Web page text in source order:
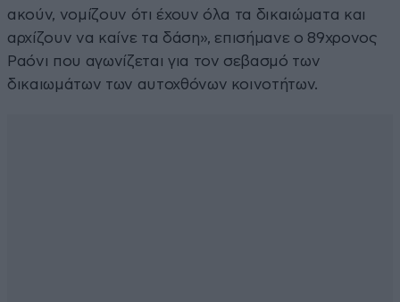
ακούν, νομίζουν ότι έχουν όλα τα δικαιώματα και
αρχίζουν να καίνε τα δάση», επισήμανε ο 89χρονος
Ραόνι που αγωνίζεται για τον σεβασμό των
δικαιωμάτων των αυτοχθόνων κοινοτήτων.